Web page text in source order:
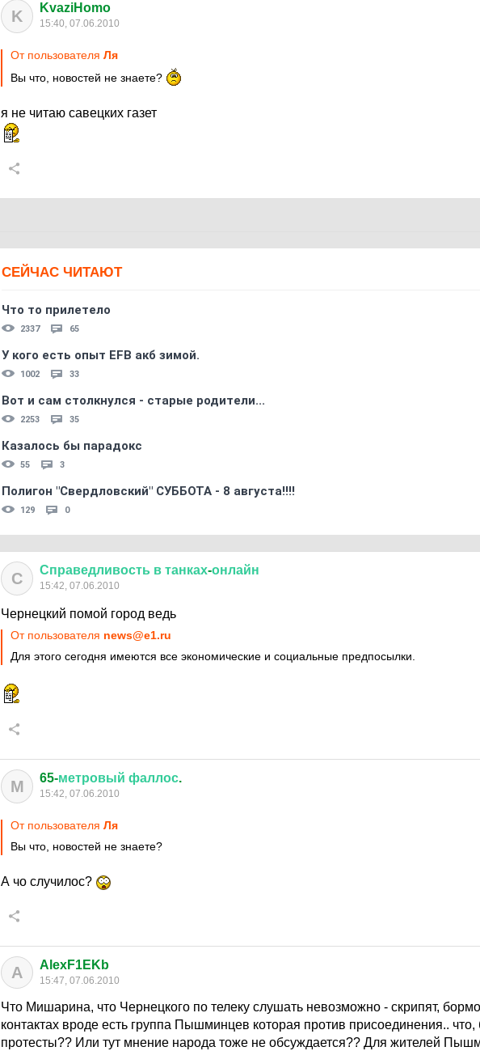
K KvaziHomo
15:40, 07.06.2010
От пользователя Ля
Вы что, новостей не знаете?
я не читаю савецких газет
СЕЙЧАС ЧИТАЮТ
Что то прилетело
2337 65
У кого есть опыт EFB акб зимой.
1002 33
Вот и сам столкнулся - старые родители...
2253 35
Казалось бы парадокс
55 3
Полигон "Свердловский" СУББОТА - 8 августа!!!!
129 0
С Справедливость в танках-онлайн
15:42, 07.06.2010
Чернецкий помой город ведь
От пользователя news@e1.ru
Для этого сегодня имеются все экономические и социальные предпосылки.
М 65-метровый фаллос.
15:42, 07.06.2010
От пользователя Ля
Вы что, новостей не знаете?
А чо случилос?
A AlexF1EKb
15:47, 07.06.2010
Что Мишарина, что Чернецкого по телеку слушать невозможно - скрипят,
контактах вроде есть группа Пышминцев которая против присоединения..
протесты?? Или тут мнение народа тоже не обсуждается?? Для жителей